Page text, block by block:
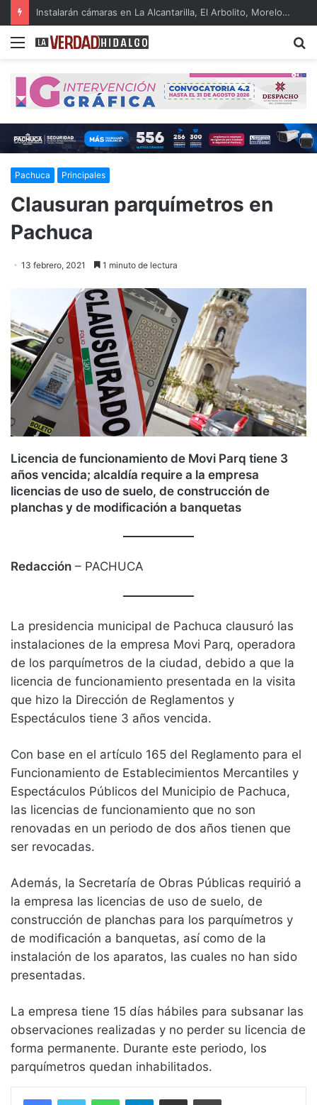
Hidalgo, primer lugar nacional en crecimiento del Fondo General de Participaciones
Menu
Pachuca Principales
Clausuran parquímetros en
Pachuca
13 febrero, 2021 1 minuto de lectura
Licencia de funcionamiento de Movi Parq tiene 3
años vencida; alcaldía require a la empresa
licencias de uso de suelo, de construcción de
planchas y de modificación a banquetas
Redacción – PACHUCA
La presidencia municipal de Pachuca clausuró las
instalaciones de la empresa Movi Parq, operadora
de los parquímetros de la ciudad, debido a que la
licencia de funcionamiento presentada en la visita
que hizo la Dirección de Reglamentos y
Espectáculos tiene 3 años vencida.
Con base en el artículo 165 del Reglamento para el
Funcionamiento de Establecimientos Mercantiles y
Espectáculos Públicos del Municipio de Pachuca,
las licencias de funcionamiento que no son
renovadas en un periodo de dos años tienen que
ser revocadas.
Además, la Secretaría de Obras Públicas requirió a
la empresa las licencias de uso de suelo, de
construcción de planchas para los parquímetros y
de modificación a banquetas, así como de la
instalación de los aparatos, las cuales no han sido
presentadas.
La empresa tiene 15 días hábiles para subsanar las
observaciones realizadas y no perder su licencia de
forma permanente. Durante este periodo, los
parquímetros quedan inhabilitados.
WhatsAppTelegramCompartir vía email Imprimir